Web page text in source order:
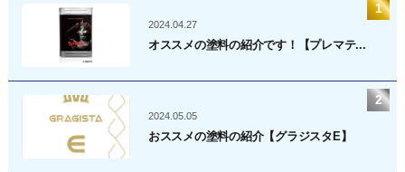
2024.04.27
オススメの塗料の紹介です！【プレマテ...
2024.05.05
おススメの塗料の紹介【グラジスタE】